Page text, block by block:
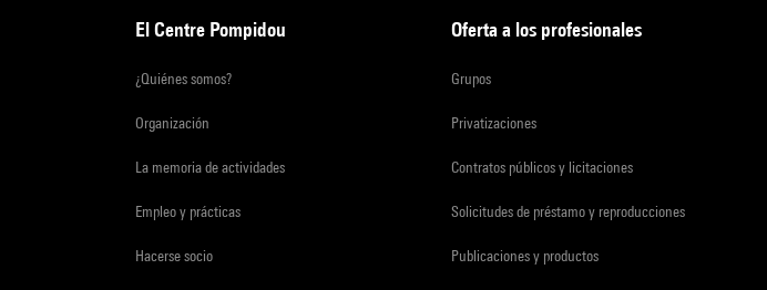
El Centre Pompidou
¿Quiénes somos?
Organización
La memoria de actividades
Empleo y prácticas
Hacerse socio
Oferta a los profesionales
Grupos
Privatizaciones
Contratos públicos y licitaciones
Solicitudes de préstamo y reproducciones
Publicaciones y productos